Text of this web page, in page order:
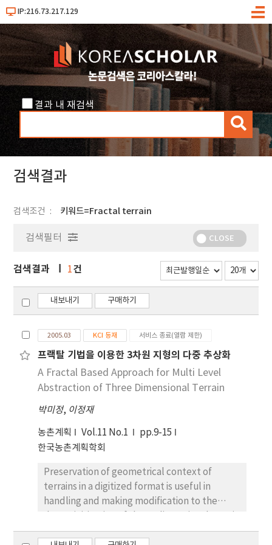
IP:216.73.217.129
메
결과 내 재검색
검
색
검색결과
검색조건 키워드=Fractal terrain
검색필터 CLOSE
검색결과 1건
내보내기 구매하기
2005.03 KCI 등재 서비스 종료(열람 제한)
프랙탈 기법을 이용한 3차원 지형의 다중 추상화
A Fractal Based Approach for Multi Level
Abstraction of Three Dimensional Terrain
박미정, 이정재
농촌계획 Vol.11 No.1
pp.9-15
한국농촌계획학회
Preservation of geometrical context of
terrains in a digitized format is useful in
handling and making modification to the
still proves a great challenge due to heavy